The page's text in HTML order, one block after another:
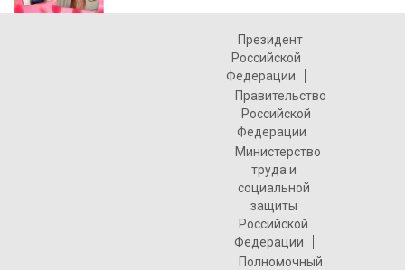
Президент
Российской
Федерации
Правительство
Российской
Федерации
Министерство
труда и
социальной
защиты
Российской
Федерации
Полномочный